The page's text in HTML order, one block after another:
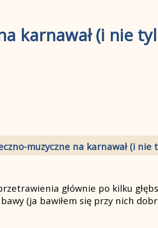
karnawał (i nie
muzyczne na karnawał (i nie
głównie po kilku
(ja bawiłem się przy nich